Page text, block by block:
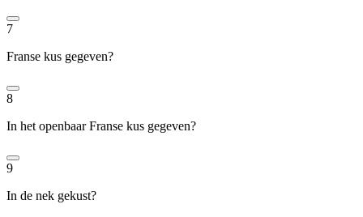
7
Franse kus gegeven?
8
In het openbaar Franse kus gegeven?
9
In de nek gekust?